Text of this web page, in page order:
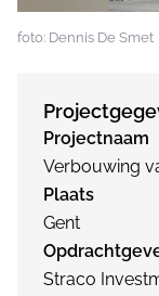
foto: Dennis De Smet
Projectnaam
Verbouwing
Plaats
Gent
Straco